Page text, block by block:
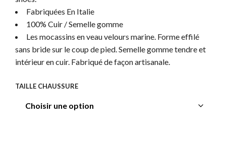
Fabriquées En Italie
100% Cuir / Semelle gomme
Les mocassins en veau velours marine. Forme effilé
sans bride sur le coup de pied. Semelle gomme tendre et
intérieur en cuir. Fabriqué de façon artisanale.
TAILLE CHAUSSURE